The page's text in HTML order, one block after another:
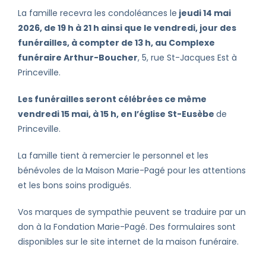
La famille recevra les condoléances le jeudi 14 mai
2026, de 19 h à 21 h ainsi que le vendredi, jour des
funérailles, à compter de 13 h, au Complexe
funéraire Arthur-Boucher, 5, rue St-Jacques Est à
Princeville.
Les funérailles seront célébrées ce même
vendredi 15 mai, à 15 h, en l’église St-Eusèbe de
Princeville.
La famille tient à remercier le personnel et les
bénévoles de la Maison Marie-Pagé pour les attentions
et les bons soins prodigués.
Vos marques de sympathie peuvent se traduire par un
don à la Fondation Marie-Pagé. Des formulaires sont
disponibles sur le site internet de la maison funéraire.